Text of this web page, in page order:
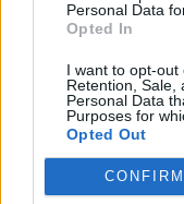
Personal Data
Opted In
I want to opt-out
Retention, Sale,
Personal Data
Purposes for
Opted Out
CONFIRM